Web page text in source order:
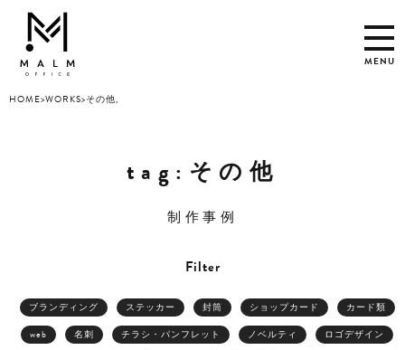
MENU
HOME>WORKS>その他
tag:その他
制作事例
Filter
ブランディング ステッカー 封筒 ショップカード
カード類
web
名刺 チラシ・パンフレット ノベルティ
ロゴデザイン